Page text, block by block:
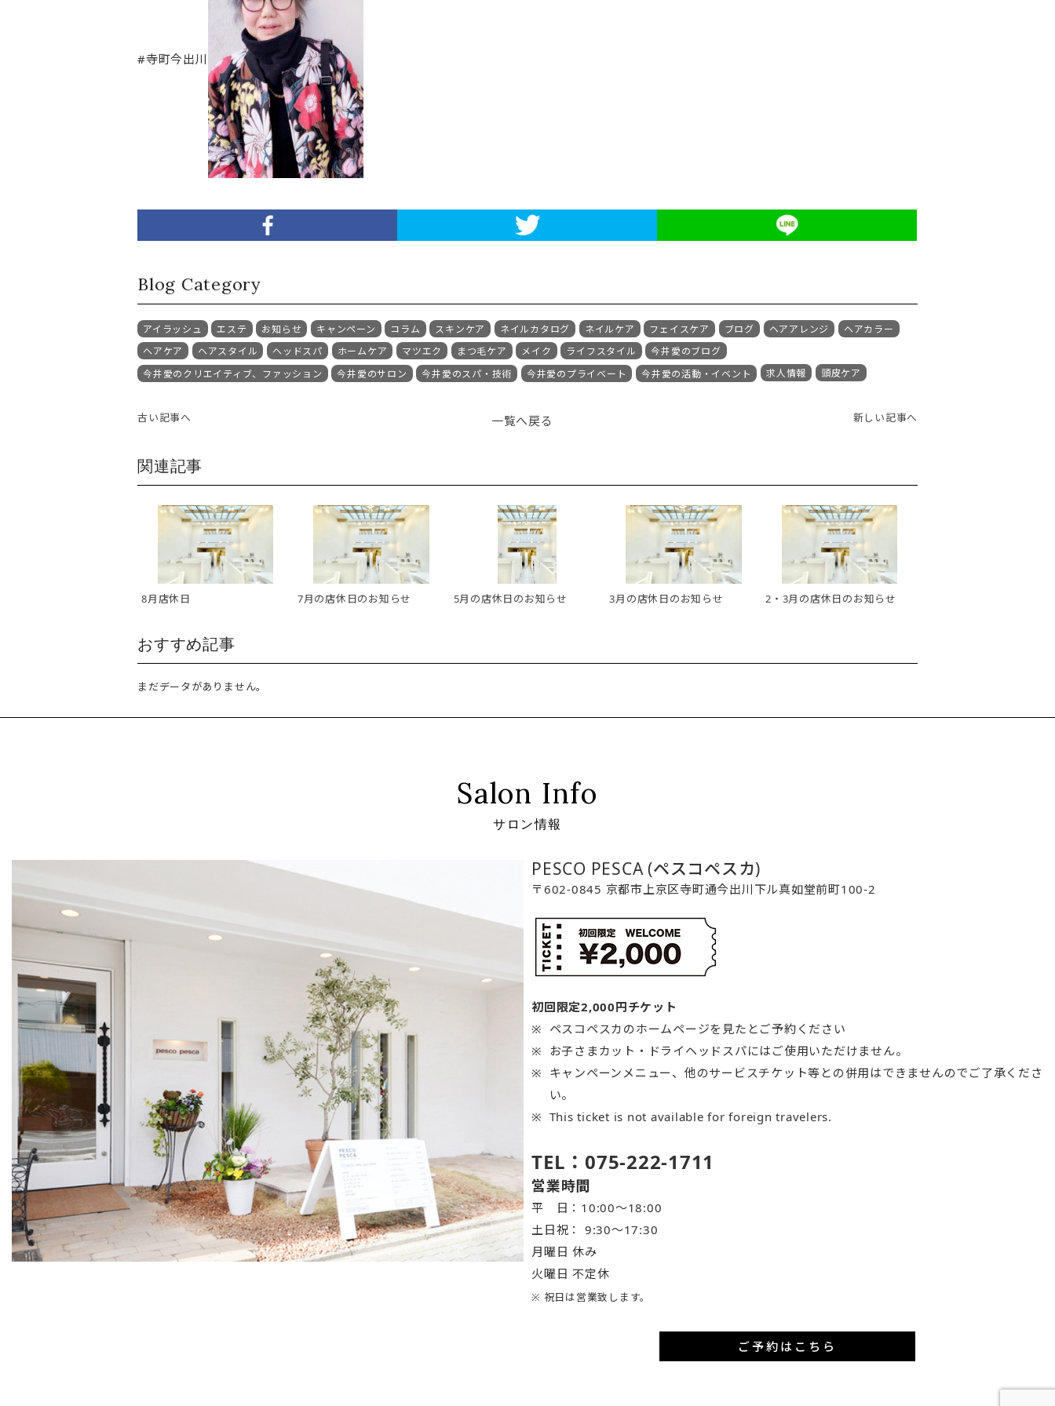
#寺町今出川
Blog Category
アイラッシュ エステ お知らせ キャンペーン コラム スキンケア ネイルカタログ ネイルケア フェイスケア ブログ ヘアアレンジ
ヘアカラー
ヘアケア
ヘアスタイル ヘッドスパ ホームケア マツエク まつ毛ケア メイク ライフスタイル
今井愛のブログ
今井愛のクリエイティブ、ファッション
今井愛のサロン 今井愛のスパ・技術 今井愛のプライベート 今井愛の活動・イベント 求人情報 頭皮ケア
古い記事へ 一覧へ戻る 新しい記事へ
関連記事
8月店休日 7月の店休日のお知らせ 5月の店休日のお知らせ 3月の店休日のお知らせ 2・3月の店休日のお知らせ
おすすめ記事
まだデータがありません。
Salon Info
サロン情報
PESCO PESCA (ペスコペスカ)
〒602-0845 京都市上京区寺町通今出川下ル真如堂前町100-2
初回限定2,000円チケット
ペスコペスカのホームページを見たとご予約ください
お子さまカット・ドライヘッドスパにはご使用いただけません。
キャンペーンメニュー、他のサービスチケット等との併用はできませんのでご了承くださ
い。
This ticket is not available for foreign travelers.
TEL：075-222-1711
営業時間
平 日：10:00～18:00
土日祝： 9:30〜17:30
月曜日 休み
火曜日 不定休
※ 祝日は営業致します。
ご予約はこちら